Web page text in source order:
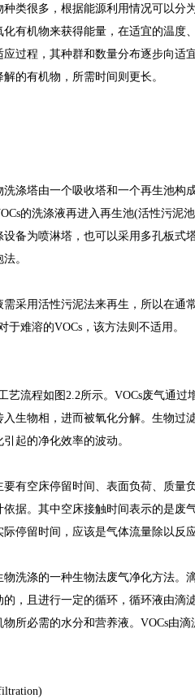
种类很多，根据能源利用情况可以
有机物来获得能量，在适宜的温度
过程，其种群和数量分布逐步向
的有机物，所需时间则更长。
涤塔由一个吸收塔和一个再生池构
的洗涤液再进入再生池(活性污泥
备为喷淋塔，也可以采用多孔板
。
采用活性污泥法来再生，所以在
难溶的VOCs，该方法则不适用。
艺流程如图2.2所示。VOCs废气通
生物相，进而被氧化分解。生物
起的净化效率的波动。
有空床停留时间、表面负荷、质
据。其中空床接触时间表示的是
停留时间，应该是气体流量除以反
洗涤的一种生物法废气净化方法。
，且进行一定的循环，循环液由
所必需的水分和营养液。VOCs由